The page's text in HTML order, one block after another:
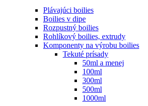
Plávajúci boilies
Boilies v dipe
Rozpustný boilies
Rohlíkový boilies, extrudy
Komponenty na výrobu boilies
Tekuté prísady
50ml a menej
100ml
300ml
500ml
1000ml